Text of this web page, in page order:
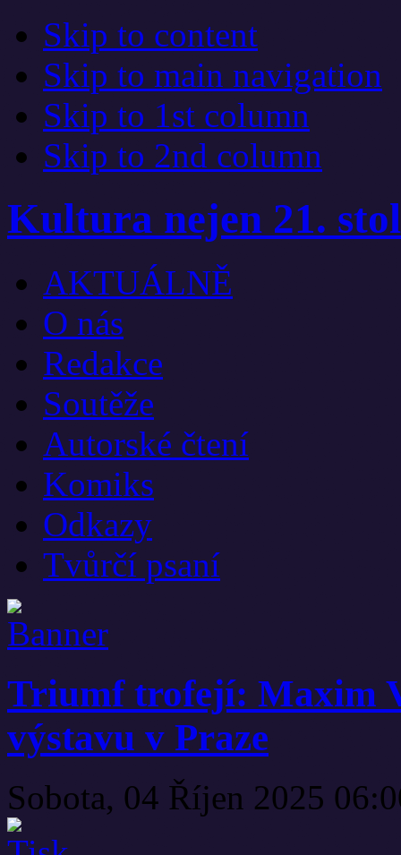
Skip to content
Skip to main navigation
Skip to 1st column
Skip to 2nd column
Kultura nejen 21.
AKTUÁLNĚ
O nás
Redakce
Soutěže
Autorské čtení
Komiks
Odkazy
Tvůrčí psaní
Triumf trofejí: Maxim
výstavu v Praze
Sobota, 04 Říjen 2025